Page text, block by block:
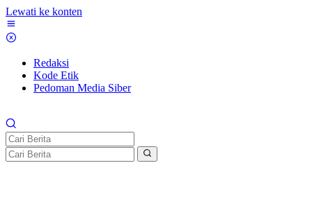
Lewati ke konten
Redaksi
Kode Etik
Pedoman Media Siber